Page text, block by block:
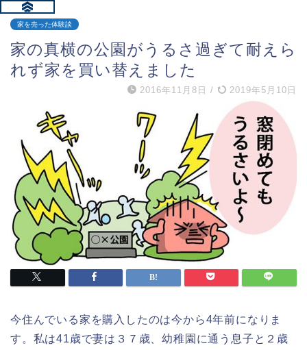
家を売った体験談
家の真横の公園がうるさ過ぎて耐えら
れず家を買い替えました
2016年11月8日 / 2019年5月10日
今住んでいる家を購入したのは今から4年前になりま
す。私は41歳で妻は３７歳、幼稚園に通う息子と２歳